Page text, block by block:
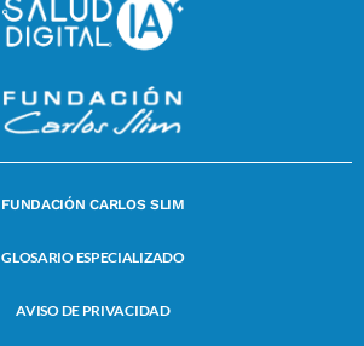
FUNDACIÓN CARLOS SLIM
GLOSARIO ESPECIALIZADO
AVISO DE PRIVACIDAD